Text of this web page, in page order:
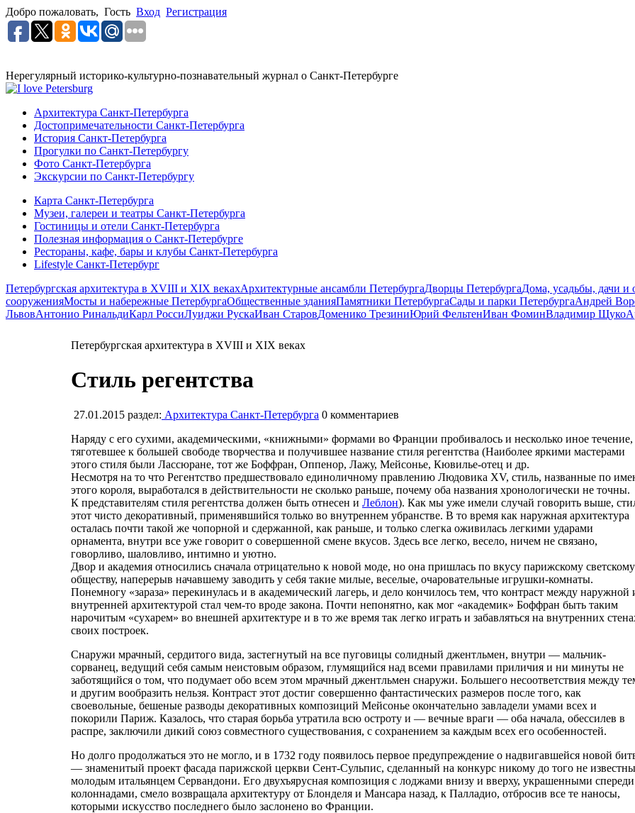
Добро пожаловать, Гость Вход Регистрация
Нерегулярный историко-культурно-познавательный журнал о Санкт-Петербурге
Архитектура Санкт-Петербурга
Достопримечательности Санкт-Петербурга
История Санкт-Петербурга
Прогулки по Санкт-Петербургу
Фото Санкт-Петербурга
Экскурсии по Санкт-Петербургу
Карта Санкт-Петербурга
Музеи, галереи и театры Санкт-Петербурга
Гостиницы и отели Санкт-Петербурга
Полезная информация о Санкт-Петербурге
Рестораны, кафе, бары и клубы Санкт-Петербурга
Lifestyle Санкт-Петербург
Петербургская архитектура в XVIII и XIX векахАрхитектурные ансамбли ПетербургаДворцы ПетербургаДома, усадьбы, дачи и
сооруженияМосты и набережные ПетербургаОбщественные зданияПамятники ПетербургаСады и парки ПетербургаАндрей
ЛьвовАнтонио РинальдиКарл РоссиЛуиджи РускаИван СтаровДоменико ТрезиниЮрий ФельтенИван ФоминВладимир Щуко
Петербургская архитектура в XVIII и XIX веках
Стиль регентства
27.01.2015 раздел: Архитектура Санкт-Петербурга 0 комментариев
Наряду с его сухими, академическими, «книжными» формами во Франции пробивалось и несколько иное течение,
тяготевшее к большей свободе творчества и получившее название стиля регентства (Наиболее яркими мастерами
этого стиля были Лассюране, тот же Боффран, Оппенор, Лажу, Мейсонье, Кювилье-отец и др.
Несмотря на то что Регентство предшествовало единоличному правлению Людовика XV, стиль, названные по
этого короля, выработался в действительности не сколько раньше, почему оба названия хронологически не точны.
К представителям стиля регентства должен быть отнесен и Леблон). Как мы уже имели случай говорить выше,
этот чисто декоративный, применявшийся только во внутреннем убранстве. В то время как наружная архитектура
осталась почти такой же чопорной и сдержанной, как раньше, и только слегка оживилась легкими ударами
орнамента, внутри все уже говорит о совершенной смене вкусов. Здесь все легко, весело, ничем не связано,
говорливо, шаловливо, интимно и уютно.
Двор и академия относились сначала отрицательно к новой моде, но она пришлась по вкусу парижскому светскому
обществу, наперерыв начавшему заводить у себя такие милые, веселые, очаровательные игрушки-комнаты.
Понемногу «зараза» перекинулась и в академический лагерь, и дело кончилось тем, что контраст между наружной
внутренней архитектурой стал чем-то вроде закона. Почти непонятно, как мог «академик» Боффран быть таким
нарочитым «сухарем» во внешней архитектуре и в то же время так легко играть и забавляться на внутренних
своих построек.
Снаружи мрачный, сердитого вида, застегнутый на все пуговицы солидный джентльмен, внутри — мальчик-
сорванец, ведущий себя самым неистовым образом, глумящийся над всеми правилами приличия и ни минуты не
заботящийся о том, что подумает обо всем этом мрачный джентльмен снаружи. Большего несоответствия между
и другим вообразить нельзя. Контраст этот достиг совершенно фантастических размеров после того, как
своевольные, бешеные разводы декоративных композиций Мейсонье окончательно завладели умами всех и
покорили Париж. Казалось, что старая борьба утратила всю остроту и — вечные враги — оба начала, обессилев в
распре, заключили дикий союз совместного существования, с сохранением за каждым всех его особенностей.
Но долго продолжаться это не могло, и в 1732 году появилось первое предупреждение о надвигавшейся новой
— знаменитый проект фасада парижской церкви Сент-Сульпис, сделанный на конкурс никому до того не
молодым итальянцем Сервандони. Его двухъярусная композиция с лоджами внизу и вверху, украшенными спереди
колоннадами, смело возвращала архитектуру от Блонделя и Мансара назад, к Палладио, отбросив все те наносы,
которыми искусство последнего было заслонено во Франции.